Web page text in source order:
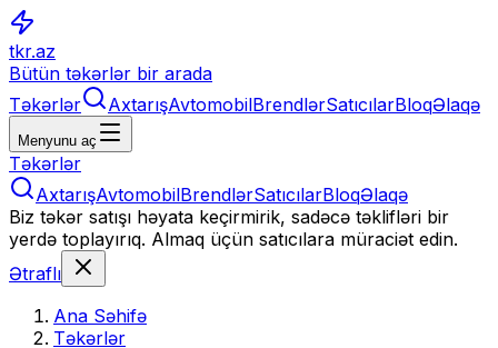
tkr.az
Bütün təkərlər bir arada
Təkərlər
AxtarışAvtomobilBrendlərSatıcılarBloqƏlaqə
Menyunu aç
Təkərlər
AxtarışAvtomobilBrendlərSatıcılarBloqƏlaqə
Biz təkər satışı həyata keçirmirik, sadəcə təklifləri bir
yerdə toplayırıq. Almaq üçün satıcılara müraciət edin.
Ətraflı
Ana Səhifə
Təkərlər